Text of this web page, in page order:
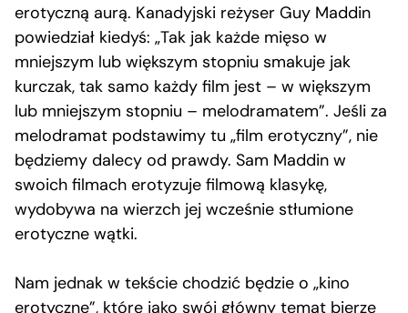
erotyczną aurą. Kanadyjski reżyser Guy Maddin
powiedział kiedyś: „Tak jak każde mięso w
mniejszym lub większym stopniu smakuje jak
kurczak, tak samo każdy film jest – w większym
lub mniejszym stopniu – melodramatem”. Jeśli za
melodramat podstawimy tu „film erotyczny”, nie
będziemy dalecy od prawdy. Sam Maddin w
swoich filmach erotyzuje filmową klasykę,
wydobywa na wierzch jej wcześnie stłumione
erotyczne wątki.
Nam jednak w tekście chodzić będzie o „kino
erotyczne”, które jako swój główny temat bierze